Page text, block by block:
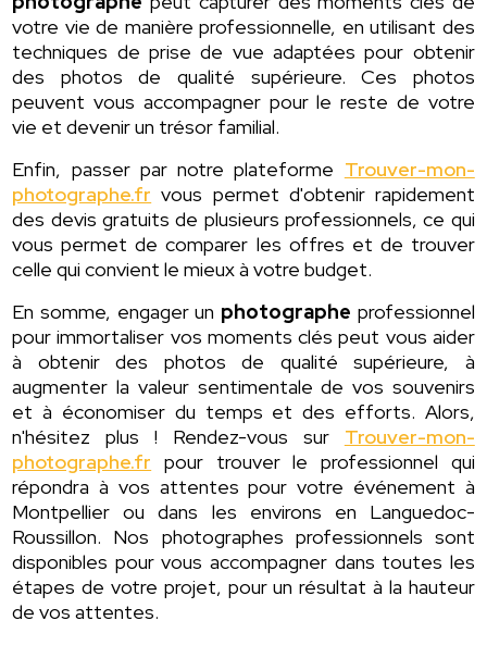
votre vie de manière professionnelle, en utilisant des
techniques de prise de vue adaptées pour obtenir
des photos de qualité supérieure. Ces photos
peuvent vous accompagner pour le reste de votre
vie et devenir un trésor familial.
Enfin, passer par notre plateforme Trouver-mon-
photographe.fr vous permet d'obtenir rapidement
des devis gratuits de plusieurs professionnels, ce qui
vous permet de comparer les offres et de trouver
celle qui convient le mieux à votre budget.
En somme, engager un photographe professionnel
pour immortaliser vos moments clés peut vous aider
à obtenir des photos de qualité supérieure, à
augmenter la valeur sentimentale de vos souvenirs
et à économiser du temps et des efforts. Alors,
n'hésitez plus ! Rendez-vous sur Trouver-mon-
photographe.fr pour trouver le professionnel qui
répondra à vos attentes pour votre événement à
Montpellier ou dans les environs en Languedoc-
Roussillon. Nos photographes professionnels sont
disponibles pour vous accompagner dans toutes les
étapes de votre projet, pour un résultat à la hauteur
de vos attentes.